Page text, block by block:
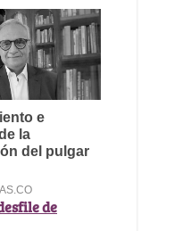
de